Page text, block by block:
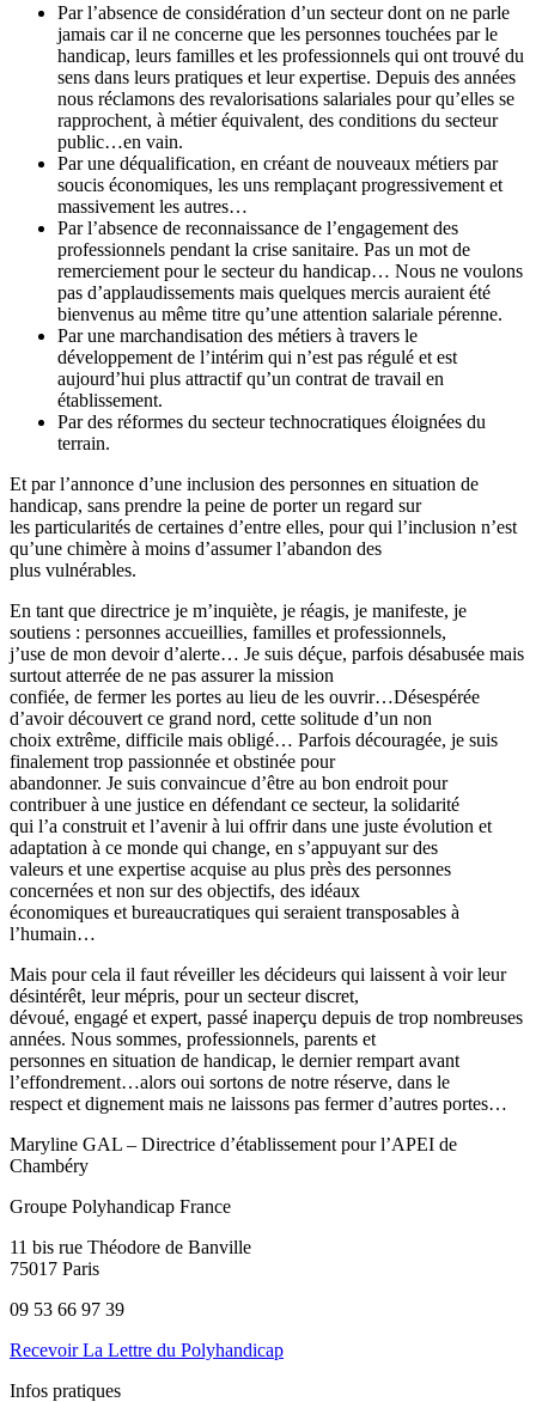
Par l’absence de considération d’un secteur dont on ne parle
jamais car il ne concerne que les personnes touchées par le
handicap, leurs familles et les professionnels qui ont trouvé du
sens dans leurs pratiques et leur expertise. Depuis des années
nous réclamons des revalorisations salariales pour qu’elles se
rapprochent, à métier équivalent, des conditions du secteur
public…en vain.
Par une déqualification, en créant de nouveaux métiers par
soucis économiques, les uns remplaçant progressivement et
massivement les autres…
Par l’absence de reconnaissance de l’engagement des
professionnels pendant la crise sanitaire. Pas un mot de
remerciement pour le secteur du handicap… Nous ne voulons
pas d’applaudissements mais quelques mercis auraient été
bienvenus au même titre qu’une attention salariale pérenne.
Par une marchandisation des métiers à travers le
développement de l’intérim qui n’est pas régulé et est
aujourd’hui plus attractif qu’un contrat de travail en
établissement.
Par des réformes du secteur technocratiques éloignées du
terrain.
Et par l’annonce d’une inclusion des personnes en situation de
handicap, sans prendre la peine de porter un regard sur
les particularités de certaines d’entre elles, pour qui l’inclusion n’est
qu’une chimère à moins d’assumer l’abandon des
plus vulnérables.
En tant que directrice je m’inquiète, je réagis, je manifeste, je
soutiens : personnes accueillies, familles et professionnels,
j’use de mon devoir d’alerte… Je suis déçue, parfois désabusée mais
surtout atterrée de ne pas assurer la mission
confiée, de fermer les portes au lieu de les ouvrir…Désespérée
d’avoir découvert ce grand nord, cette solitude d’un non
choix extrême, difficile mais obligé… Parfois découragée, je suis
finalement trop passionnée et obstinée pour
abandonner. Je suis convaincue d’être au bon endroit pour
contribuer à une justice en défendant ce secteur, la solidarité
qui l’a construit et l’avenir à lui offrir dans une juste évolution et
adaptation à ce monde qui change, en s’appuyant sur des
valeurs et une expertise acquise au plus près des personnes
concernées et non sur des objectifs, des idéaux
économiques et bureaucratiques qui seraient transposables à
l’humain…
Mais pour cela il faut réveiller les décideurs qui laissent à voir leur
désintérêt, leur mépris, pour un secteur discret,
dévoué, engagé et expert, passé inaperçu depuis de trop nombreuses
années. Nous sommes, professionnels, parents et
personnes en situation de handicap, le dernier rempart avant
l’effondrement…alors oui sortons de notre réserve, dans le
respect et dignement mais ne laissons pas fermer d’autres portes…
Maryline GAL – Directrice d’établissement pour l’APEI de
Chambéry
Groupe Polyhandicap France
11 bis rue Théodore de Banville
75017 Paris
09 53 66 97 39
Recevoir La Lettre du Polyhandicap
Infos pratiques